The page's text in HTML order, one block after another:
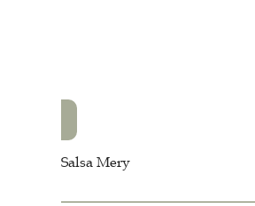
Salsa Mery